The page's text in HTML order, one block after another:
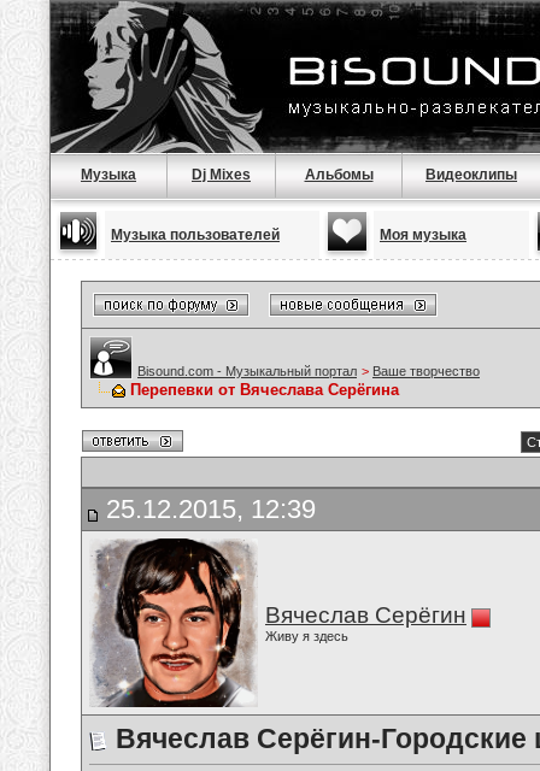
Музыка Dj Mixes Альбомы Видеоклипы
Музыка пользователей Моя музыка
Bisound.com - Музыкальный портал > Ваше творчество
Перепевки от Вячеслава Серёгина
25.12.2015, 12:39
Вячеслав Серёгин
Живу я здесь
Вячеслав Серёгин-Городские